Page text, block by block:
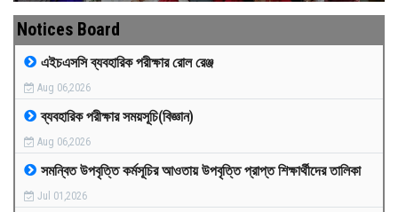
GALLERY
MEDIA
PAYMENT
CO-CURRICULUM
Notices Board
এইচএসসি ব্যবহারিক পরীক্ষার রোল রেঞ্জ
Aug 06,2026
ব্যবহারিক পরীক্ষার সময়সূচি(বিজ্ঞান)
Aug 06,2026
সমন্বিত উপবৃত্তি কর্মসূচির আওতায় উপবৃত্তি প্রাপ্ত শিক্ষার্থীদের তালিকা
Jul 01,2026